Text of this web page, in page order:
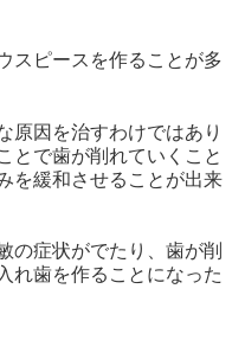
スピースを作ることが多
原因を治すわけではあり
とで歯が削れていくこと
を緩和させることが出来
の症状がでたり、歯が削
れ歯を作ることになった